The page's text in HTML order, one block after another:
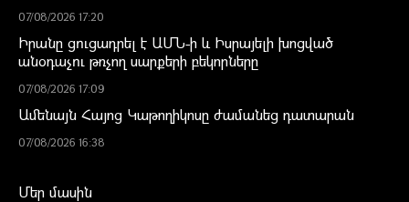
07/08/2026 17:20
Իրանը ցուցադրել է ԱՄՆ-ի և Իսրայելի խոցված
անօդաչու թռչող սարքերի բեկորները
07/08/2026 17:09
Ամենայն Հայոց Կաթողիկոսը ժամանեց դատարան
07/08/2026 16:38
Մեր մասին